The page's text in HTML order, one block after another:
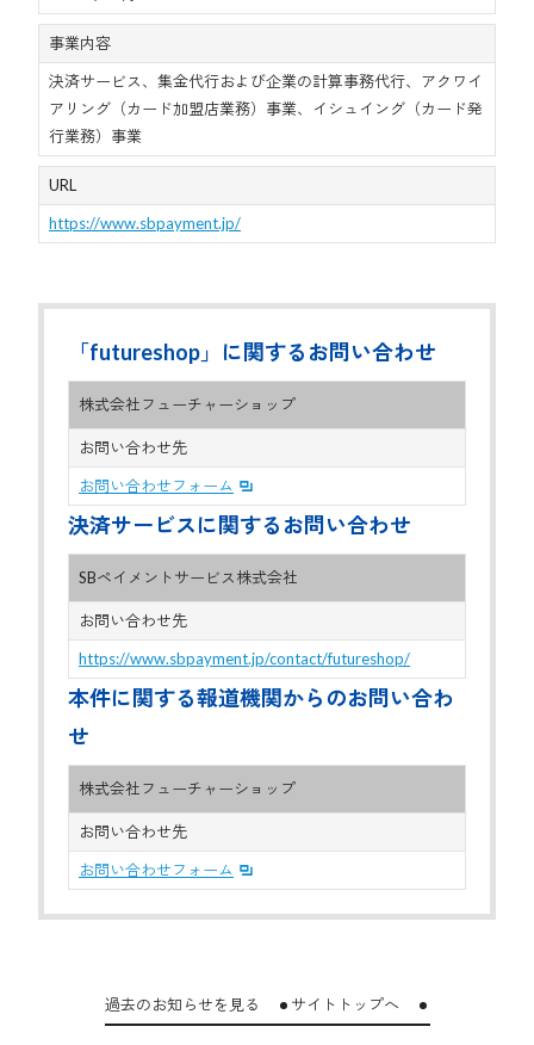
事業内容
決済サービス、集金代行および企業の計算事務代行、アクワイ
アリング（カード加盟店業務）事業、イシュイング（カード発
行業務）事業
URL
https://www.sbpayment.jp/
「futureshop」に関するお問い合わせ
株式会社フューチャーショップ
お問い合わせ先
お問い合わせフォーム
決済サービスに関するお問い合わせ
SBペイメントサービス株式会社
お問い合わせ先
https://www.sbpayment.jp/contact/futureshop/
本件に関する報道機関からのお問い合わ
せ
株式会社フューチャーショップ
お問い合わせ先
お問い合わせフォーム
過去のお知らせを見る サイトトップへ